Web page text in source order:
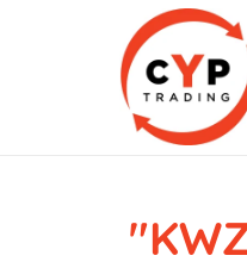
CYP Trading
Professionelle Ersatzteilbeschaffung